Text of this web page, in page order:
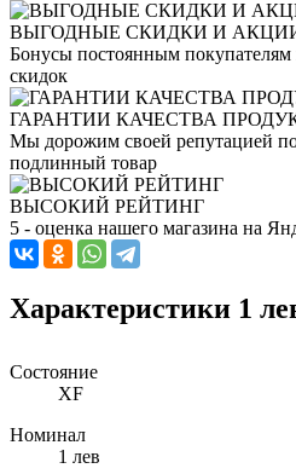
ВЫГОДНЫЕ СКИДКИ И
Бонусы постоянным покупателям
скидок
ГАРАНТИИ КАЧЕСТВА
Мы дорожим своей репутацией
подлинный товар
ВЫСОКИЙ РЕЙТИНГ
5 - оценка нашего магазина на
Характеристики 1
Состояние
XF
Номинал
1 лев